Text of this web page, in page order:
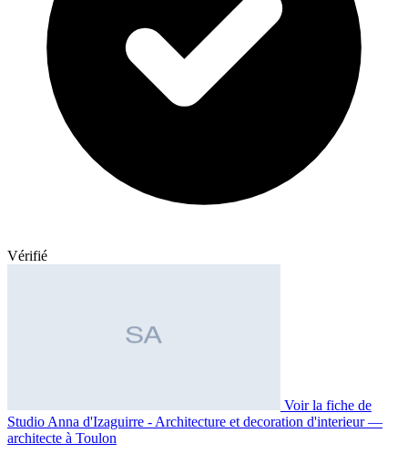
Vérifié
Voir la fiche de
Studio Anna d'Izaguirre - Architecture et decoration d'interieur —
architecte à Toulon